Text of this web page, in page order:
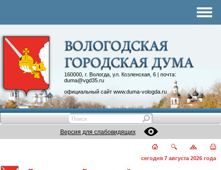
160000, г. Вологда, ул. Козленская, 6 | почта:
duma@vgd35.ru
официальный сайт www.duma-vologda.ru
Контакты
Депутатские объединения
Версия для слабовидящих
сегодня 7 августа 2026 года